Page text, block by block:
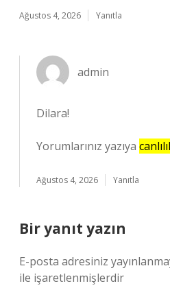
Ağustos 4, 2026 Yanıtla
admin
Dilara!
Yorumlarınız yazıya
Ağustos 4, 2026 Yanıtla
Bir yanıt yazın
E-posta adresiniz
ile işaretlenmişlerdir